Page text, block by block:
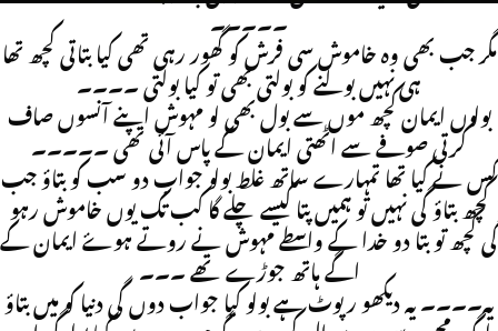
۔۔۔۔۔
مگر جب بھی وہ خاموش سی فرش کو گھور رہی تھی کیا بتاتی کچھ تھا
ہی نہیں بولنے کو بولتی بھی تو کیا بولتی ۔۔۔۔
بولوں ایمان کچھ موں سے بول بھی لو مہوش اپنے آنسوں صاف
کرتی صوفے سے اٹھتی ایمان کے پاس آئی تھی ۔۔۔۔۔
کس نے کیا تھا تمہارے ساتھ غلط بولو جواب دو سب کو بتاؤ جب
کچھ بتاؤ گی نہیں تو ہمیں پتا کیسے چلے گا کب تک یوں خاموش رہو
گی کچھ تو بتا دو خدا کے واسطے مہوش نے روتے ہوۓ ایمان کے
اگے ہاتھ جوڑے تھے ۔۔۔
یہ۔۔۔۔ یہ دیکھو رپوٹ ہے بولو کیا جواب دوں گی دنیا کو میں بتاؤ